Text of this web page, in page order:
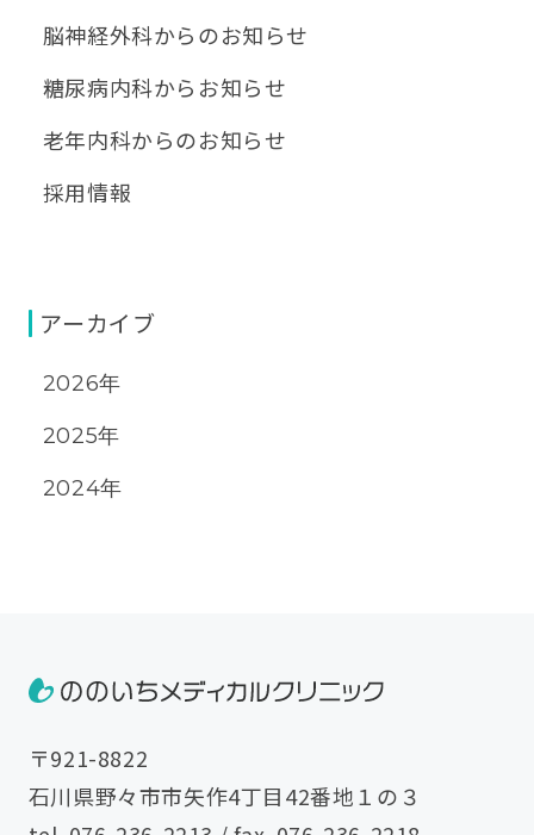
脳神経外科からのお知らせ
糖尿病内科からお知らせ
老年内科からのお知らせ
採用情報
アーカイブ
2026年
2025年
2024年
〒921-8822
石川県野々市市矢作4丁目42番地１の３